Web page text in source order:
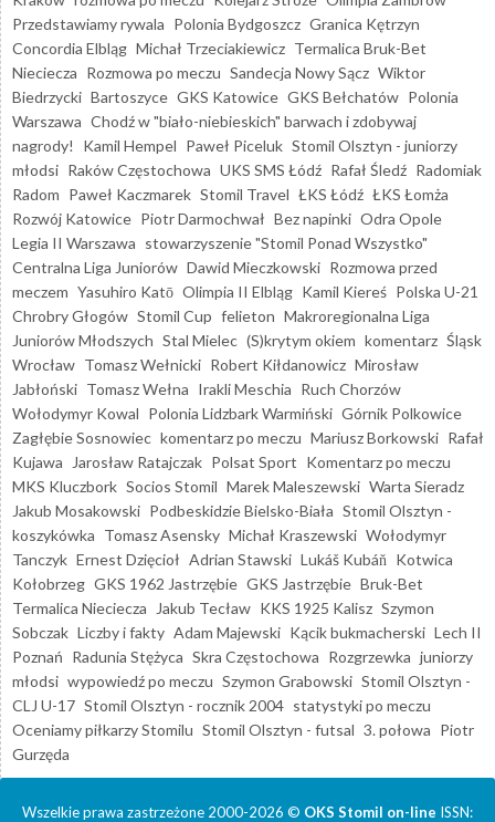
Przedstawiamy rywala Polonia Bydgoszcz Granica Kętrzyn
Concordia Elbląg Michał Trzeciakiewicz Termalica Bruk-Bet
Nieciecza Rozmowa po meczu Sandecja Nowy Sącz Wiktor
Biedrzycki Bartoszyce GKS Katowice GKS Bełchatów Polonia
Warszawa Chodź w "biało-niebieskich" barwach i zdobywaj
nagrody!
Kamil Hempel Paweł Piceluk Stomil Olsztyn - juniorzy
młodsi Raków Częstochowa UKS SMS Łódź Rafał Śledź Radomiak
Radom Paweł Kaczmarek Stomil Travel ŁKS Łódź ŁKS Łomża
Rozwój Katowice Piotr Darmochwał Bez napinki Odra Opole
Legia II Warszawa stowarzyszenie "Stomil Ponad Wszystko"
Centralna Liga Juniorów Dawid Mieczkowski Rozmowa przed
meczem Yasuhiro Katō Olimpia II Elbląg Kamil Kiereś Polska U-21
Chrobry Głogów Stomil Cup felieton Makroregionalna Liga
Juniorów Młodszych Stal Mielec (S)krytym okiem komentarz Śląsk
Wrocław Tomasz Wełnicki Robert Kiłdanowicz Mirosław
Jabłoński Tomasz Wełna Irakli Meschia Ruch Chorzów
Wołodymyr Kowal Polonia Lidzbark Warmiński Górnik Polkowice
Zagłębie Sosnowiec komentarz po meczu Mariusz Borkowski Rafał
Kujawa
Jarosław Ratajczak Polsat Sport Komentarz po meczu
MKS Kluczbork Socios Stomil Marek Maleszewski Warta Sieradz
Jakub Mosakowski Podbeskidzie Bielsko-Biała Stomil Olsztyn -
koszykówka Tomasz Asensky Michał Kraszewski Wołodymyr
Tanczyk Ernest Dzięcioł Adrian Stawski Lukáš Kubáň Kotwica
Kołobrzeg GKS 1962 Jastrzębie GKS Jastrzębie Bruk-Bet
Termalica Nieciecza
Jakub Tecław KKS 1925 Kalisz Szymon
Sobczak Liczby i fakty Adam Majewski Kącik bukmacherski Lech II
Poznań Radunia Stężyca Skra Częstochowa Rozgrzewka juniorzy
młodsi wypowiedź po meczu Szymon Grabowski Stomil Olsztyn -
CLJ U-17 Stomil Olsztyn - rocznik 2004 statystyki po meczu
Oceniamy piłkarzy Stomilu Stomil Olsztyn - futsal 3. połowa Piotr
Gurzęda
Wszelkie prawa zastrzeżone 2000-2026 © OKS Stomil on-line ISSN: